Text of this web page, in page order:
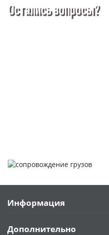
Остались вопросы?
Информация
Дополнительно